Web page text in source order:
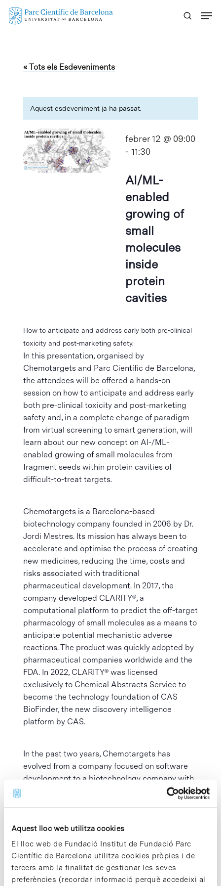
Aquest lloc web utilitza cookies
El lloc web de Fundació Institut de Fundació Parc
Científic de Barcelona utilitza cookies pròpies i de
tercers amb la finalitat de gestionar les seves
preferències (recordar informació perquè accedeixi al
Skip
« Tots els Esdeveniments
Aquest esdeveniment ja ha passat.
febrer 12 @ 09:00
- 11:30
AI/ML-
enabled
growing of
small
molecules
inside
protein
cavities
How to anticipate and address early both pre-clinical
toxicity and post-marketing safety.
In this presentation, organised by
Chemotargets and Parc Científic de Barcelona,
the attendees will be offered a hands-on
session on how to anticipate and address early
both pre-clinical toxicity and post-marketing
safety and, in a complete change of paradigm
from virtual screening to smart generation, will
learn about our new concept on AI-/ML-
enabled growing of small molecules from
fragment seeds within protein cavities of
difficult-to-treat targets.
Chemotargets is a Barcelona-based
biotechnology company founded in 2006 by Dr.
Jordi Mestres. Its mission has always been to
accelerate and optimise the process of creating
new medicines, reducing the time, costs and
risks associated with traditional
pharmaceutical development. In 2017, the
company developed CLARITY®, a
computational platform to predict the off-target
pharmacology of small molecules as a means to
anticipate potential mechanistic adverse
reactions. The product was quickly adopted by
pharmaceutical companies worldwide and the
FDA. In 2022, CLARITY® was licensed
exclusively to Chemical Abstracts Service to
become the technology foundation of CAS
BioFinder, the new discovery intelligence
platform by CAS.
In the past two years, Chemotargets has
evolved from a company focused on software
development to a biotechnology company with
its own drug discovery projects, especially in
collaborations with academic institutions,
pharmaceutical companies and regulatory
bodies, consolidating its position as a global
reference in the application of artificial
intelligence to the development of new medical